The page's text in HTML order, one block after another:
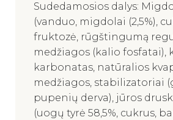
Sudedamosios dalys:
(vanduo, migdolai (2,5%),
fruktozė, rūgštingumą
medžiagos (kalio fosfatai),
karbonatas, natūralios
medžiagos, stabilizatoriai
pupenių derva), jūros
(uogų tyrė 58,5%, cukrus,